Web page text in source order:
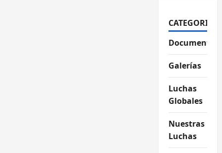
CATEGORIAS
Documentos
Galerías
Luchas
Globales
Nuestras
Luchas